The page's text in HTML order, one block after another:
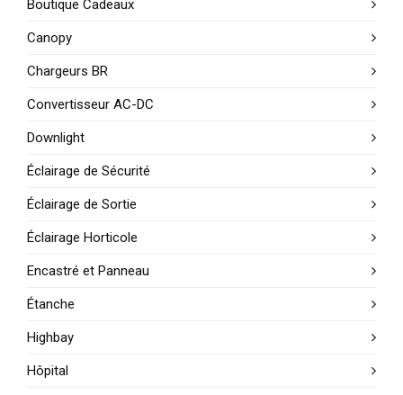
Boutique Cadeaux
Canopy
Chargeurs BR
Convertisseur AC-DC
Downlight
Éclairage de Sécurité
Éclairage de Sortie
Éclairage Horticole
Encastré et Panneau
Étanche
Highbay
Hôpital